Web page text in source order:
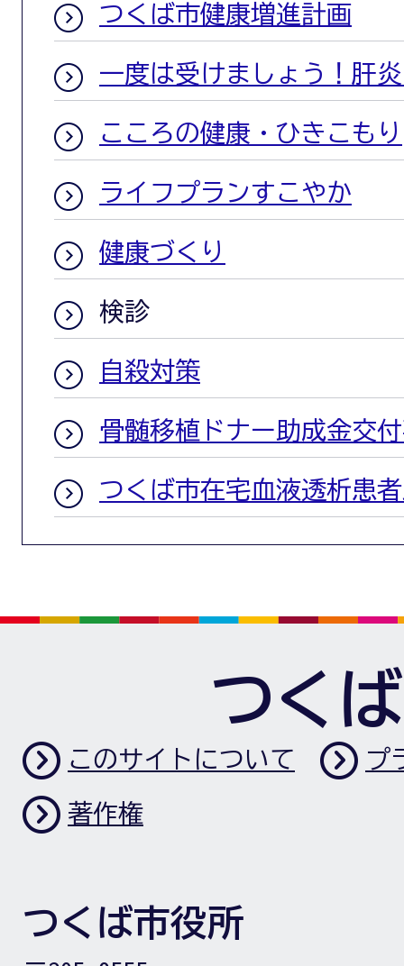
つくば市健康増進計画
一度は受けましょう！肝
こころの健康・ひきこもり
ライフプランすこやか
健康づくり
検診
自殺対策
骨髄移植ドナー助成金交
つくば市在宅血液透析患
つく
このサイトについて プ
著作権
つくば市役所